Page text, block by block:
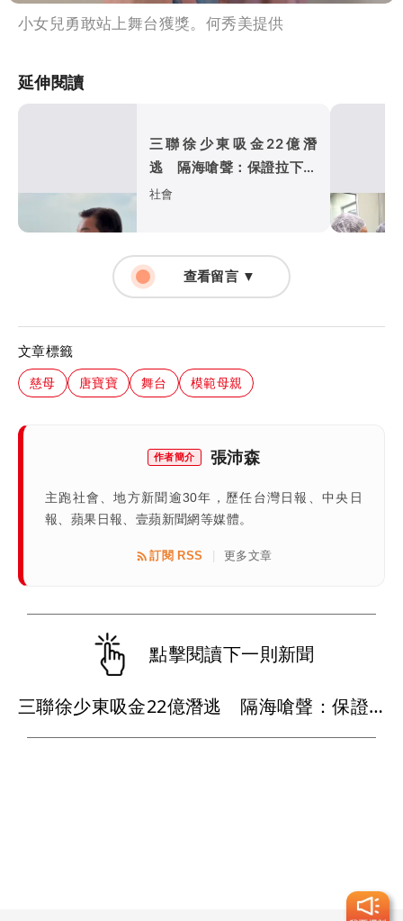
小女兒勇敢站上舞台獲獎。何秀美提供
延伸閱讀
三聯徐少東吸金22億潛
逃 隔海嗆聲：保證拉下至
少1位高官
社會
查看留言 ▼
文章標籤
慈母 唐寶寶 舞台 模範母親
作者簡介 張沛森
主跑社會、地方新聞逾30年，歷任台灣日報、中央日
報、蘋果日報、壹蘋新聞網等媒體。
訂閱 RSS 更多文章
點擊閱讀下一則新聞
三聯徐少東吸金22億潛逃 隔海嗆聲：保證拉下至少1位高官